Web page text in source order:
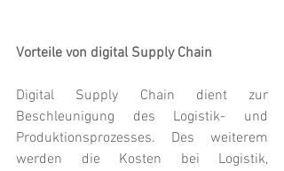
Vorteile von digital Supply Chain
Digital Supply Chain dient zur
Beschleunigung des Logistik- und
Produktionsprozesses. Des weiterem
werden die Kosten bei Logistik,